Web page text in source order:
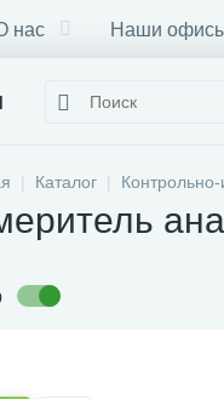
нас Наши
Каталог